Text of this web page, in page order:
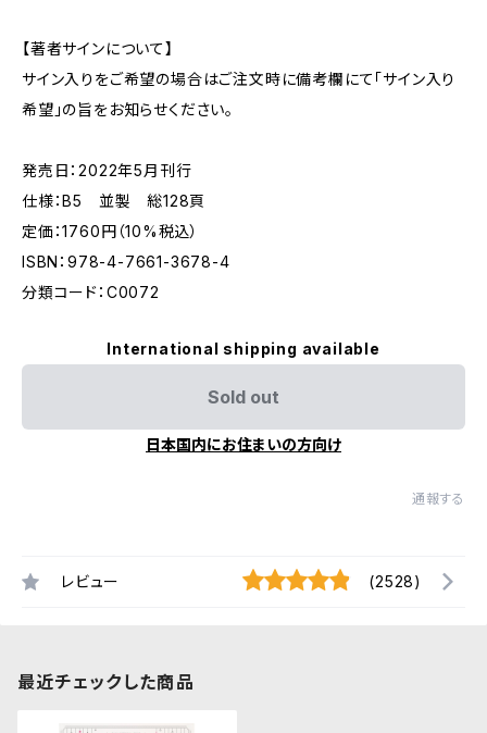
【著者サインについて】
サイン入りをご希望の場合はご注文時に備考欄にて「サイン入り
希望」の旨をお知らせください。
発売日：2022年5月刊行
仕様：B5 並製 総128頁
定価：1760円（10%税込）
ISBN：978-4-7661-3678-4
分類コード：C0072
International shipping available
Sold out
日本国内にお住まいの方向け
通報する
レビュー (2528)
最近チェックした商品